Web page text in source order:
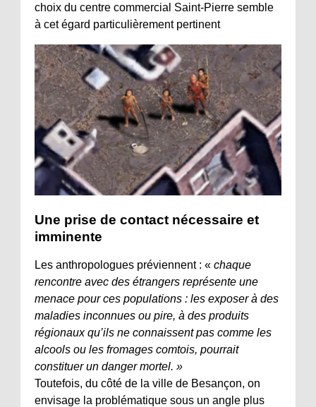
choix du centre commercial Saint-Pierre semble
à cet égard particulièrement pertinent
Une prise de contact nécessaire et
imminente
Les anthropologues préviennent : « chaque
rencontre avec des étrangers représente une
menace pour ces populations : les exposer à des
maladies inconnues ou pire, à des produits
régionaux qu’ils ne connaissent pas comme les
alcools ou les fromages comtois, pourrait
constituer un danger mortel. »
Toutefois, du côté de la ville de Besançon, on
envisage la problématique sous un angle plus